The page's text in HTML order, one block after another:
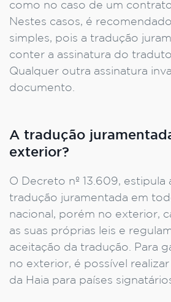
como no caso de um
Nestes casos, é
simples, pois a tradução
conter a assinatura do
Qualquer outra assinatura
documento.
A tradução
exterior?
O Decreto nº 13.609, estipula
tradução juramentada em
nacional, porém no exterior,
as suas próprias leis e
aceitação da tradução. Para
no exterior, é possível
da Haia para países